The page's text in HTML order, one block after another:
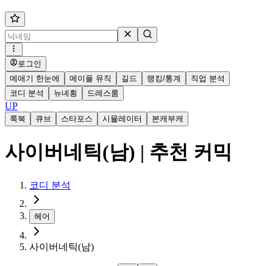
로그인
메애기 한눈에
메이플 뮤직 길드 랭킹/통계
직업 분석
코디 분석
뉴녜힁 드레스룸
UP
룩북 큐브 스타포스 시뮬레이터 본캐부캐
사이버네틱(남) | 추천 커믹
코디 분석
헤어
사이버네틱(남)